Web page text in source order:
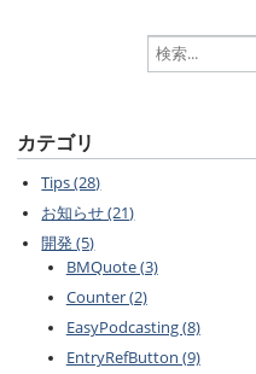
カテゴリ
Tips (28)
お知らせ (21)
開発 (5)
BMQuote (3)
Counter (2)
EasyPodcasting (8)
EntryRefButton (9)